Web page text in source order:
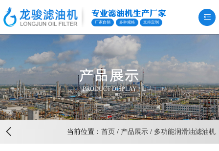
专业滤油机生产厂家
厂家自销 多种规格 支持定制
产品展示
PRODUCT DISPLAY
当前位置： 首页 / 产品展示 / 多功能润滑油滤油机